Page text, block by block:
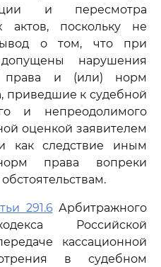
и пересмотра
актов, поскольку не
о том, что при
нарушения
права и (или) норм
приведшие к судебной
и непреодолимого
оценкой заявителем
как следствие иным
права вопреки
291.6Арбитражного
Российской
кассационной
в судебном